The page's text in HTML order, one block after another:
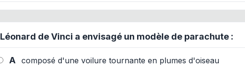
Léonard de Vinci a envisagé un modèle de parachute :
A composé d'une voilure tournante en plumes d'oiseau